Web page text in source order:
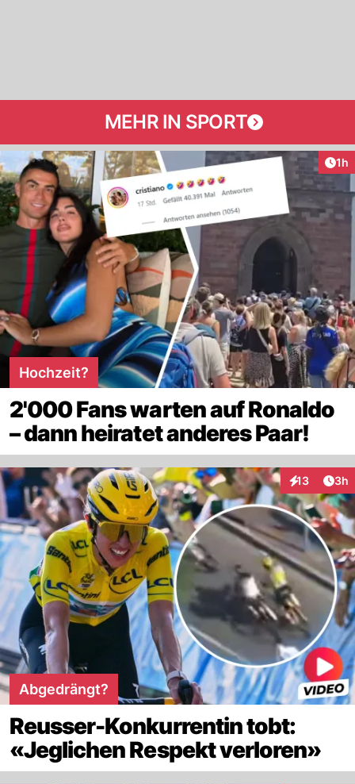
MEHR IN SPORT
1h
Hochzeit?
2'000 Fans warten auf Ronaldo
– dann heiratet anderes Paar!
13
Interaktionen
3h
Abgedrängt?
Reusser-Konkurrentin tobt:
«Jeglichen Respekt verloren»